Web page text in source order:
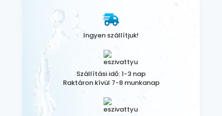
Ingyen szállítjuk!
Szállítási idő: 1-3 nap
Raktáron kívül 7-8 munkanap